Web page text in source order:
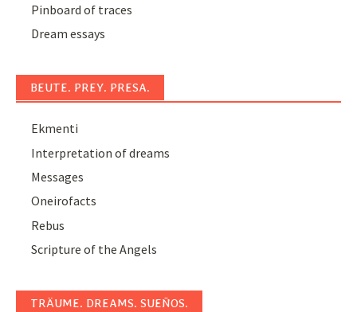
Pinboard of traces
Dream essays
BEUTE. PREY. PRESA.
Ekmenti
Interpretation of dreams
Messages
Oneirofacts
Rebus
Scripture of the Angels
TRÄUME. DREAMS. SUEÑOS.